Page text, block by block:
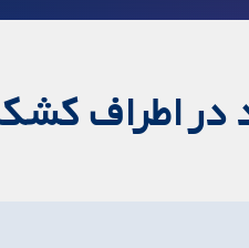
اطراف